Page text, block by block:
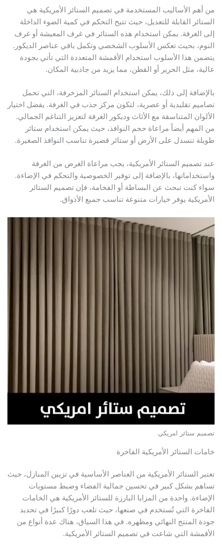
أهم الأساليب المستخدمة في تصميم الستائر الأمريكية هي
القابلة للتعديل، حيث تتيح التحكم في كمية الضوء الداخلة
الغرفة. يمكن استخدام هذه الستائر في غرف المعيشة أو غرف
بحيث تعكس الأسلوب الشخصي وتكمل باقي عناصر الديكور.
هذا الأسلوب استخدام الأقمشة المتعددة التي تأتي بجودة
مثل الحرير أو القطن، مما يزيد من جاذبية المكان.
إلى ذلك، يمكن استخدام الستائر المزخرفة، التي تحمل
تقليدية أو عصرية، لتكون مركز جذب في الغرفة. يفضل اختيار
المتناسقة مع الأثاث وديكور الغرفة لتعزيز التناغم الجمالي.
المهم أيضاً مراعاة حجم النوافذ، حيث يمكن استخدام ستائر
تنسدل على الأرض أو ستائر قصيرة تناسب النوافذ الصغيرة.
تصميم الستائر الأمريكية، يجب مراعاة الغرض من الغرفة
بالإضافة إلى توفير الخصوصية والتحكم في الإضاءة.
كنت تبحث عن البساطة أو الفخامة، فإن تصميم الستائر
يوفر خيارات متنوعة تناسب جميع الأذواق.
ستائر امريكي
الستائر الأمريكية الفاخرة
الستائر الأمريكية من العناصر الأساسية في تزيين المنازل، حيث
بشكل كبير في تحسين جمالية الفضاء وضبط مستويات
واحدة من المزايا البارزة للستائر الأمريكية هي الخامات
التي تُستخدم في صنعها، حيث تلعب دورًا كبيرًا في تحديد
المنتج النهائي ومظهره. في هذا السياق، هناك عدة أنواع من
التي شاعت في تصميم الستائر الأمريكية.